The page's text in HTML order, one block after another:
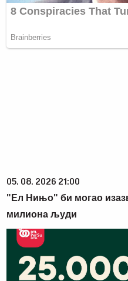
05. 08. 2026 21:00
"Ел Нињо" би могао
милиона људи